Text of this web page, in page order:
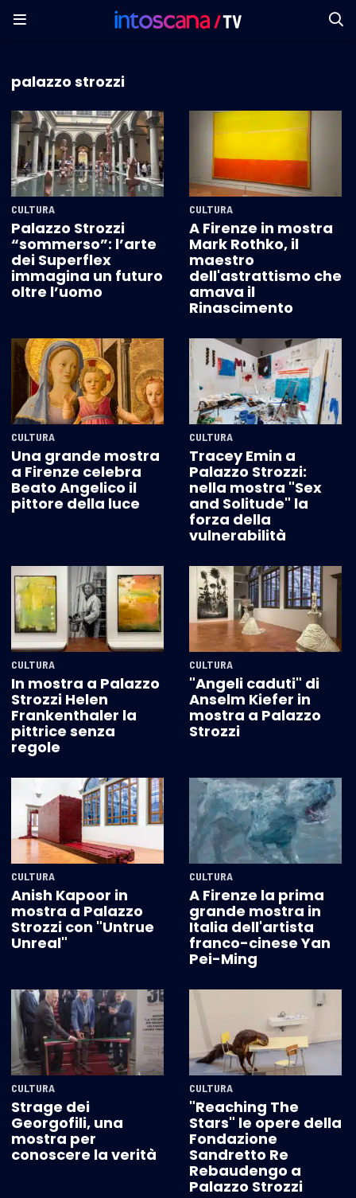
palazzo strozzi
CULTURA
Palazzo Strozzi
“sommerso”: l’arte
dei Superflex
immagina un futuro
oltre l’uomo
CULTURA
A Firenze in mostra
Mark Rothko, il
maestro
dell'astrattismo che
amava il
Rinascimento
CULTURA
Una grande mostra
a Firenze celebra
Beato Angelico il
pittore della luce
CULTURA
Tracey Emin a
Palazzo Strozzi:
nella mostra "Sex
and Solitude" la
forza della
vulnerabilità
CULTURA
In mostra a Palazzo
Strozzi Helen
Frankenthaler la
pittrice senza
regole
CULTURA
"Angeli caduti" di
Anselm Kiefer in
mostra a Palazzo
Strozzi
CULTURA
Anish Kapoor in
mostra a Palazzo
Strozzi con "Untrue
Unreal"
CULTURA
A Firenze la prima
grande mostra in
Italia dell'artista
franco-cinese Yan
Pei-Ming
CULTURA
Strage dei
Georgofili, una
mostra per
conoscere la verità
CULTURA
"Reaching The
Stars" le opere della
Fondazione
Sandretto Re
Rebaudengo a
Palazzo Strozzi